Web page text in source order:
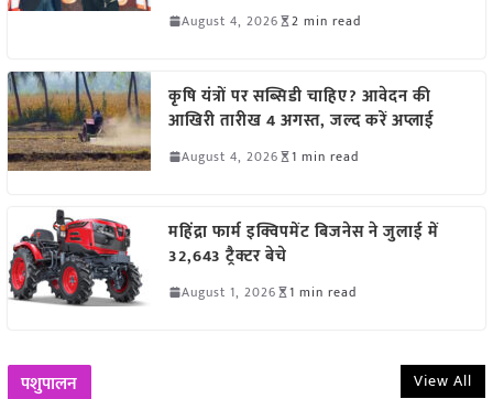
August 4, 2026 2 min read
कृषि यंत्रों पर सब्सिडी चाहिए? आवेदन की
आखिरी तारीख 4 अगस्त, जल्द करें अप्लाई
August 4, 2026 1 min read
महिंद्रा फार्म इक्विपमेंट बिजनेस ने जुलाई में
32,643 ट्रैक्टर बेचे
August 1, 2026 1 min read
पशुपालन View All